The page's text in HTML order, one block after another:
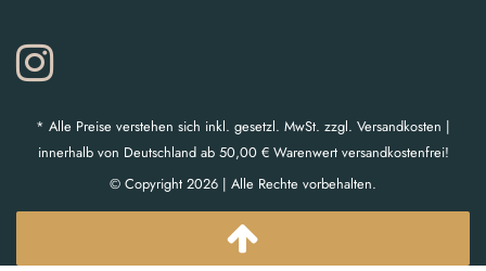
* Alle Preise verstehen sich inkl. gesetzl. MwSt. zzgl. Versandkosten |
innerhalb von Deutschland ab 50,00 € Warenwert versandkostenfrei!
© Copyright 2026 | Alle Rechte vorbehalten.